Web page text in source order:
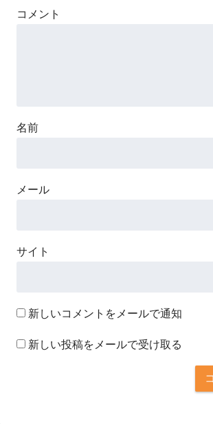
コメント
名前
メール
サイト
新しいコメントをメールで通知
新しい投稿をメールで受け取る